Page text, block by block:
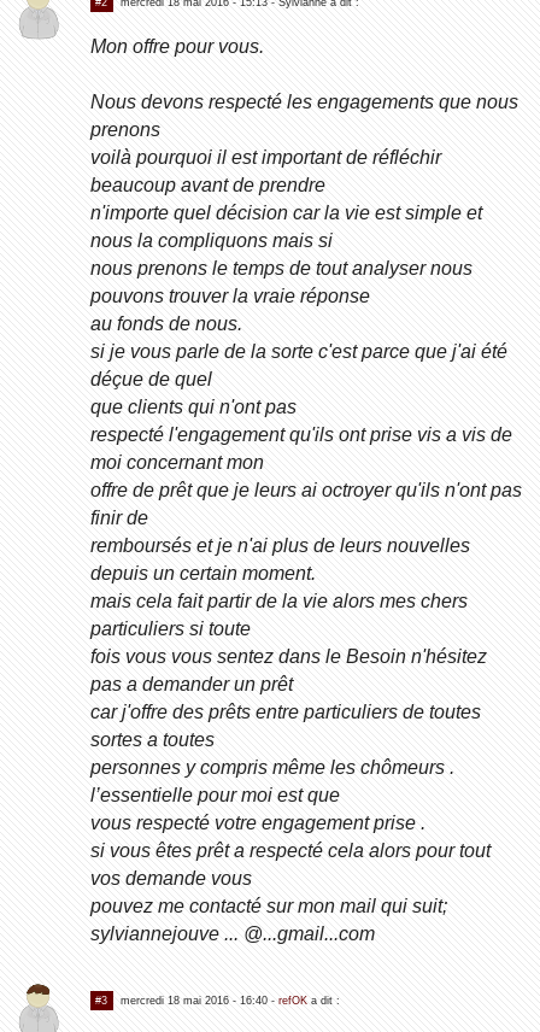
Mon offre pour vous.
Nous devons respecté les engagements que nous
prenons
voilà pourquoi il est important de réfléchir
beaucoup avant de prendre
n'importe quel décision car la vie est simple et
nous la compliquons mais si
nous prenons le temps de tout analyser nous
pouvons trouver la vraie réponse
au fonds de nous.
si je vous parle de la sorte c'est parce que j'ai été
déçue de quel
que clients qui n'ont pas
respecté l'engagement qu'ils ont prise vis a vis de
moi concernant mon
offre de prêt que je leurs ai octroyer qu'ils n'ont pas
finir de
remboursés et je n'ai plus de leurs nouvelles
depuis un certain moment.
mais cela fait partir de la vie alors mes chers
particuliers si toute
fois vous vous sentez dans le Besoin n'hésitez
pas a demander un prêt
car j'offre des prêts entre particuliers de toutes
sortes a toutes
personnes y compris même les chômeurs .
l’essentielle pour moi est que
vous respecté votre engagement prise .
si vous êtes prêt a respecté cela alors pour tout
vos demande vous
pouvez me contacté sur mon mail qui suit;
sylviannejouve ... @...gmail...com
#3 mercredi 18 mai 2016 - 16:40- refOKa dit :